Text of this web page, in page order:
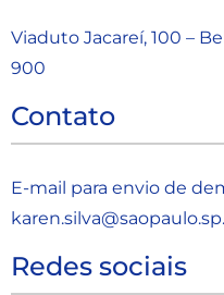
Viaduto Jacareí, 100 –
900
Contato
E-mail para envio de
Redes sociais